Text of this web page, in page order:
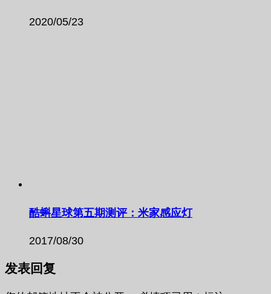
2020/05/23
酷蝌星球第五期测评：米家感应灯
2017/08/30
发表回复